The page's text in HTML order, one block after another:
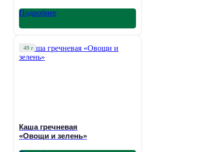
Подробнее
49 г
Каша гречневая
«Овощи и зелень»